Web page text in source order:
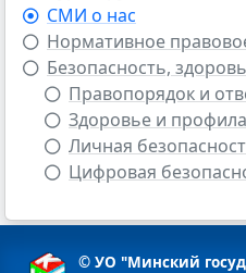
СМИ о нас
Нормативное
Безопасность,
Правопорядок и
Здоровье и
Личная
Цифровая
© УО "Минский